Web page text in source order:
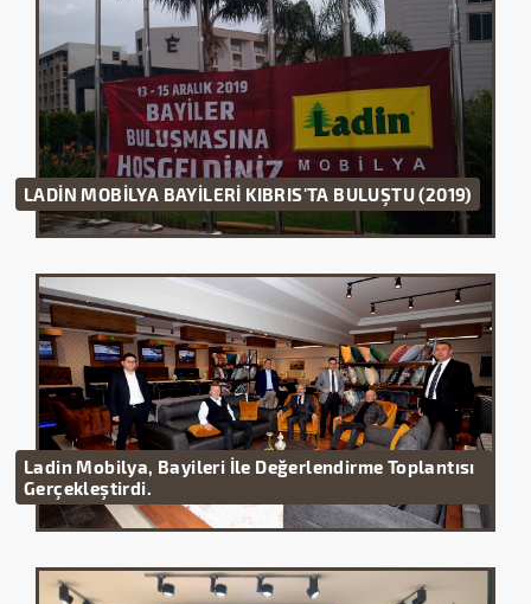
LADİN MOBİLYA BAYİLERİ KIBRIS'TA BULUŞTU (2019)
Ladin Mobilya, Bayileri İle Değerlendirme Toplantısı
Gerçekleştirdi.